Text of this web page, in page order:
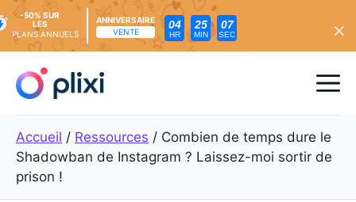
content
-50% SUR
LES
PLANS ANNUELS
ANNIVERSAIRE
VENTE
04
HR
25
MIN
05
SEC
Accueil / Ressources / Combien de temps dure le
Shadowban de Instagram ? Laissez-moi sortir de
prison !